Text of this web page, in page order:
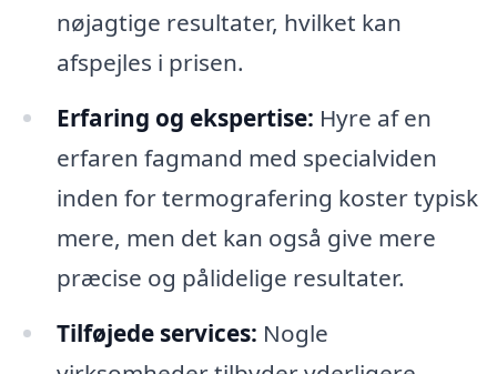
nøjagtige resultater, hvilket kan
afspejles i prisen.
Erfaring og ekspertise: Hyre af en
erfaren fagmand med specialviden
inden for termografering koster typisk
mere, men det kan også give mere
præcise og pålidelige resultater.
Tilføjede services: Nogle